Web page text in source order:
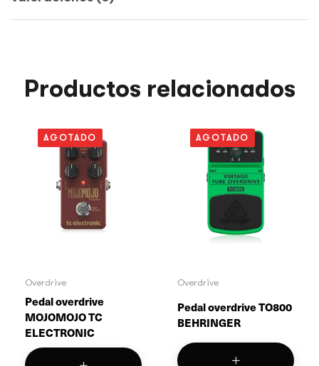
Productos relacionados
AGOTADO
Overdrive
Pedal overdrive
MOJOMOJO TC
ELECTRONIC
AGOTADO
Overdrive
Pedal overdrive TO800
BEHRINGER